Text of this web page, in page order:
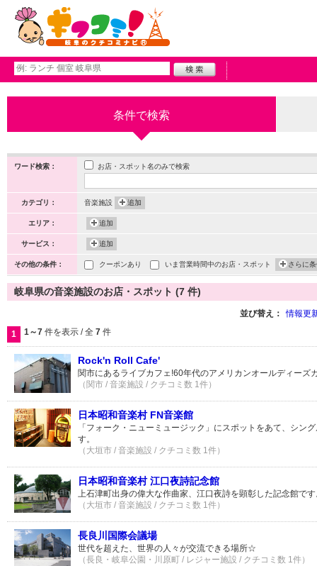
条件で検索
ワード検索： お店・スポット名のみで検索
カテゴリ： 音楽施設 追加
エリア： 追加
サービス： 追加
その他の条件： クーポンあり いま営業時間中のお店・スポット さらに
岐阜県の音楽施設のお店・スポット (7 件)
並び替え： 情報更
1 1～7 件を表示 / 全 7 件
Rock'n Roll Cafe'
関市にあるライブカフェ!60年代のアメリカンオールディーズ
（関市 / 音楽施設 / クチコミ数 1件）
日本昭和音楽村 FN音楽館
「フォーク・ニューミュージック」にスポットをあて、シン
す。
（大垣市 / 音楽施設 / クチコミ数 1件）
日本昭和音楽村 江口夜詩記念館
上石津町出身の偉大な作曲家、江口夜詩を顕彰した記念館で
（大垣市 / 音楽施設 / クチコミ数 1件）
長良川国際会議場
世代を超えた、世界の人々が交流できる場所☆
（長良・岐阜公園・川原町 / レジャー施設 / クチコミ数 1件）